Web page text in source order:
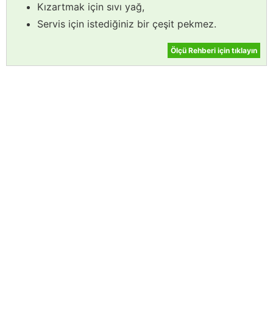
Kızartmak için sıvı yağ,
Servis için istediğiniz bir çeşit pekmez.
Ölçü Rehberi için tıklayın